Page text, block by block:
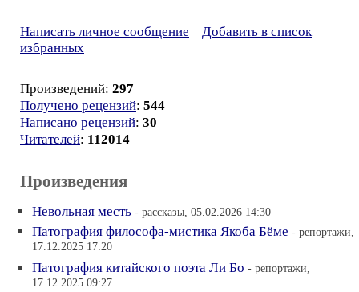
Написать личное сообщение
Добавить в список
избранных
Произведений: 297
Получено рецензий: 544
Написано рецензий: 30
Читателей: 112014
Произведения
Невольная месть - рассказы, 05.02.2026 14:30
Патография философа-мистика Якоба Бёме - репортажи,
17.12.2025 17:20
Патография китайского поэта Ли Бо - репортажи,
17.12.2025 09:27